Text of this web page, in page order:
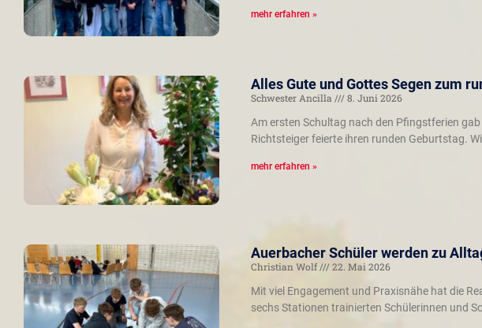
mehr erfahren »
Alles Gute und Gottes Segen zum
Schwester Ancilla
8. Juni 2026
Am ersten Schultag nach den Pfingstferien
Richtsteiger feierte ihren runden Geburtstag.
mehr erfahren »
Auerbacher Schüler werden zu
Christian Wolf
22. Mai 2026
Mit viel Engagement und Praxisnähe hat die
sechs Stationen trainierten Schülerinnen und